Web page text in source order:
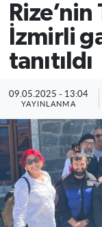
İzmirli
tanıtıldı
09.05.2025 - 13:04
YAYINLANMA
Turgutlu
Salihli
Saruhanlı
Soma
Resmi İlanlar
Manisa
Süper Lig
Tüm
Son Dakika
Haber Arşivi